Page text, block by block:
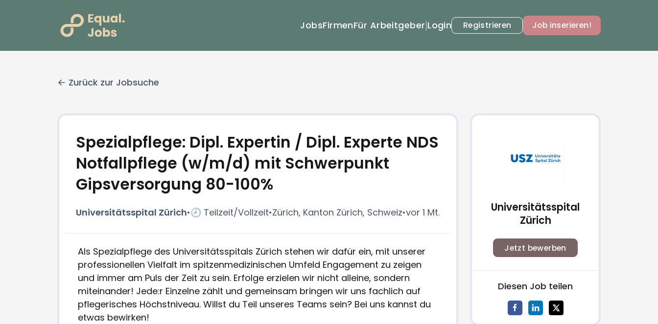
JobsFirmenFür Arbeitgeber Login Registrieren Job inserieren!
Zurück zur Jobsuche
Spezialpflege: Dipl. Expertin / Dipl. Experte NDS
Notfallpflege (w/m/d) mit Schwerpunkt
Gipsversorgung 80-100%
Universitätsspital Zürich•🕗 Teilzeit/Vollzeit•Zürich, Kanton Zürich, Schweiz•vor 1 Mt.
Als Spezialpflege des Universitätsspitals Zürich stehen wir dafür ein, mit unserer
professionellen Vielfalt im spitzenmedizinischen Umfeld Engagement zu zeigen
und immer am Puls der Zeit zu sein. Erfolge erzielen wir nicht alleine, sondern
miteinander! Jede:r Einzelne zählt und gemeinsam bringen wir uns fachlich auf
pflegerisches Höchstniveau. Willst du Teil unseres Teams sein? Bei uns kannst du
etwas bewirken!
Universitätsspital
Zürich
Jetzt bewerben
Diesen Job teilen